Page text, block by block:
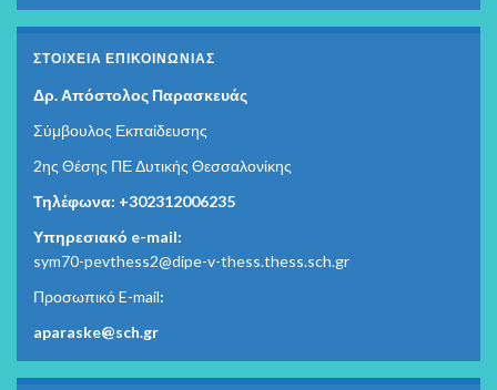
ΣΤΟΙΧΕΊΑ ΕΠΙΚΟΙΝΩΝΊΑΣ
Δρ. Απόστολος Παρασκευάς
Σύμβουλος Εκπαίδευσης
2ης Θέσης ΠΕ Δυτικής Θεσσαλονίκης
Τηλέφωνα: +302312006235
Υπηρεσιακό e-mail:
sym70-pevthess2@dipe-v-thess.thess.sch.gr
Προσωπικό E-mail:
aparaske@sch.gr